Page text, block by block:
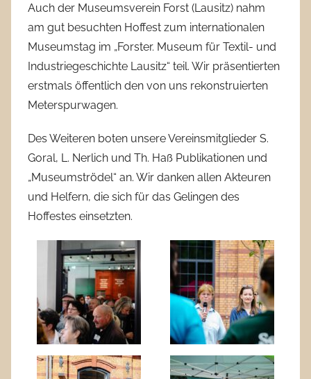
Auch der Museumsverein Forst (Lausitz) nahm
am gut besuchten Hoffest zum internationalen
Museumstag im „Forster. Museum für Textil- und
Industriegeschichte Lausitz“ teil. Wir präsentierten
erstmals öffentlich den von uns rekonstruierten
Meterspurwagen.
Des Weiteren boten unsere Vereinsmitglieder S.
Goral, L. Nerlich und Th. Haß Publikationen und
„Museumströdel“ an. Wir danken allen Akteuren
und Helfern, die sich für das Gelingen des
Hoffestes einsetzten.